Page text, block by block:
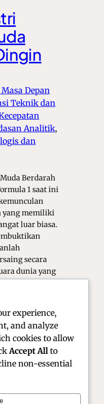
Depan
Teknik dan
Analitik ,
dan
Berdarah
1 saat ini
yang memiliki
luar biasa.
secara
dunia yang
experience,
and analyze
cookies to allow
Accept All to
non-essential